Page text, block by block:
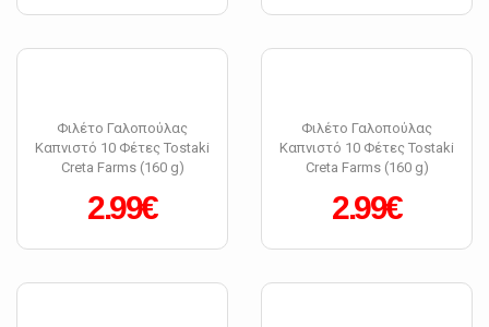
Φιλέτο Γαλοπούλας
Καπνιστό 10 Φέτες Tostaki
Creta Farms (160 g)
2.99€
Φιλέτο Γαλοπούλας
Καπνιστό 10 Φέτες Tostaki
Creta Farms (160 g)
2.99€